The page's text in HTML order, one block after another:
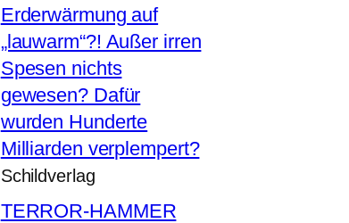
Erderwärmung auf
„lauwarm“?! Außer irren
Spesen nichts
gewesen? Dafür
wurden Hunderte
Milliarden verplempert?
Schildverlag
TERROR-HAMMER